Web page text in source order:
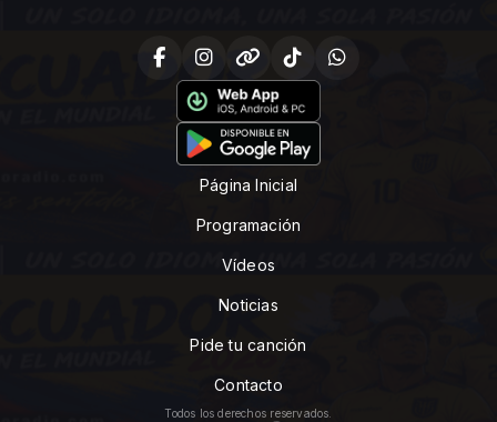
Página Inicial
Programación
Vídeos
Noticias
Pide tu canción
Contacto
Todos los derechos reservados.